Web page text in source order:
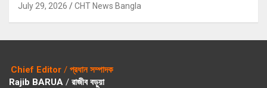
July 29, 2026 CHT News Bangla
Chief Editor / প্রধান সম্পাদক
Rajib BARUA / রাজীব বড়ুয়া